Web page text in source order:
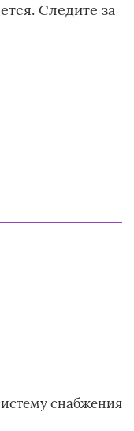
Следите за
снабжения